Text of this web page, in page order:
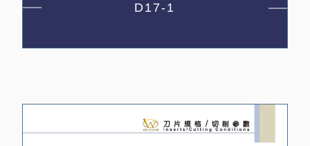
D17-1